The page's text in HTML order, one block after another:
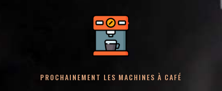
PROCHAINEMENT LES MACHINES À CAFÉ